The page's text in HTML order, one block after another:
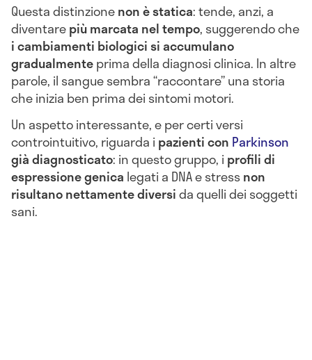
Questa distinzionenon è statica: tende, anzi, a
diventarepiù marcata nel tempo, suggerendo che
i cambiamenti biologici si accumulano
gradualmenteprima della diagnosi clinica. In altre
parole, il sangue sembra “raccontare” una storia
che inizia ben prima dei sintomi motori.
Un aspetto interessante, e per certi versi
controintuitivo, riguarda i pazienti con Parkinson
già diagnosticato: in questo gruppo, i profili di
espressione genica legati a DNA e stressnon
risultano nettamente diversida quelli dei soggetti
sani.